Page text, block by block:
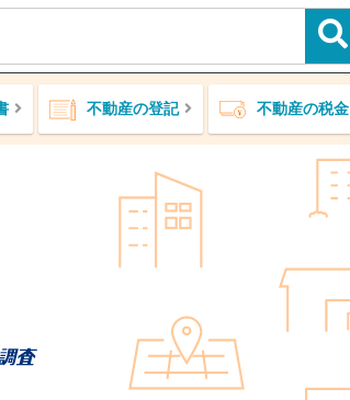
不動産の登記 不動産の税金